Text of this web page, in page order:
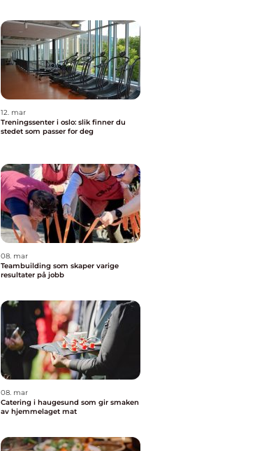
12. mar
Treningssenter i oslo: slik finner du
stedet som passer for deg
08. mar
Teambuilding som skaper varige
resultater på jobb
08. mar
Catering i haugesund som gir smaken
av hjemmelaget mat